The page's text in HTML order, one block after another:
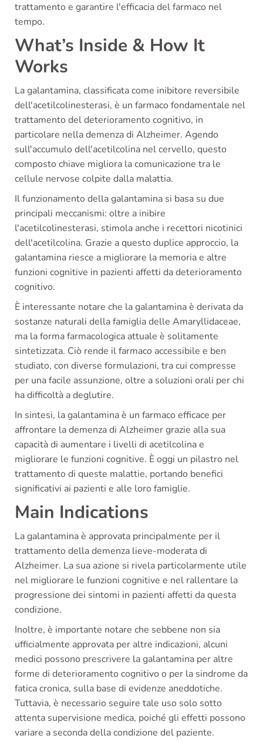
trattamento e garantire l'efficacia del farmaco nel
tempo.
What’s Inside & How It
Works
La galantamina, classificata come inibitore reversibile
dell'acetilcolinesterasi, è un farmaco fondamentale nel
trattamento del deterioramento cognitivo, in
particolare nella demenza di Alzheimer. Agendo
sull'accumulo dell'acetilcolina nel cervello, questo
composto chiave migliora la comunicazione tra le
cellule nervose colpite dalla malattia.
Il funzionamento della galantamina si basa su due
principali meccanismi: oltre a inibire
l'acetilcolinesterasi, stimola anche i recettori nicotinici
dell'acetilcolina. Grazie a questo duplice approccio, la
galantamina riesce a migliorare la memoria e altre
funzioni cognitive in pazienti affetti da deterioramento
cognitivo.
È interessante notare che la galantamina è derivata da
sostanze naturali della famiglia delle Amaryllidaceae,
ma la forma farmacologica attuale è solitamente
sintetizzata. Ciò rende il farmaco accessibile e ben
studiato, con diverse formulazioni, tra cui compresse
per una facile assunzione, oltre a soluzioni orali per chi
ha difficoltà a deglutire.
In sintesi, la galantamina è un farmaco efficace per
affrontare la demenza di Alzheimer grazie alla sua
capacità di aumentare i livelli di acetilcolina e
migliorare le funzioni cognitive. È oggi un pilastro nel
trattamento di queste malattie, portando benefici
significativi ai pazienti e alle loro famiglie.
Main Indications
La galantamina è approvata principalmente per il
trattamento della demenza lieve-moderata di
Alzheimer. La sua azione si rivela particolarmente utile
nel migliorare le funzioni cognitive e nel rallentare la
progressione dei sintomi in pazienti affetti da questa
condizione.
Inoltre, è importante notare che sebbene non sia
ufficialmente approvata per altre indicazioni, alcuni
medici possono prescrivere la galantamina per altre
forme di deterioramento cognitivo o per la sindrome da
fatica cronica, sulla base di evidenze aneddotiche.
Tuttavia, è necessario seguire tale uso solo sotto
attenta supervisione medica, poiché gli effetti possono
variare a seconda della condizione del paziente.